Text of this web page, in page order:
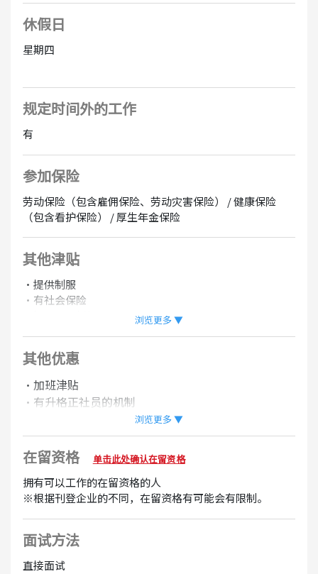
休假日
星期四
规定时间外的工作
有
参加保险
劳动保险（包含雇佣保险、劳动灾害保险） / 健康保险
（包含看护保险） / 厚生年金保险
其他津贴
・提供制服
・有社会保险
可转正
浏览更多 ▼
其他优惠
・加班津贴
・有升格正社员的机制
浏览更多 ▼
在留资格 单击此处确认在留资格
拥有可以工作的在留资格的人
※根据刊登企业的不同，在留资格有可能会有限制。
面试方法
直接面试